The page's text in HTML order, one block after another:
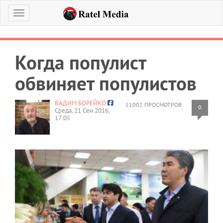
Меню
Когда популист
обвиняет популистов
11002 ПРОСМОТРОВ 0
ВАДИМ БОРЕЙКО
Среда, 21 Сен 2016,
17:05